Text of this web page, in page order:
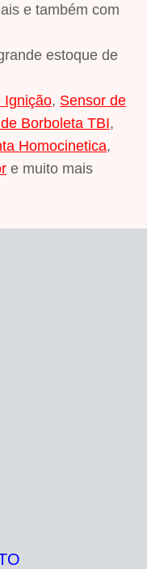
e também com
estoque de
Ignição, Sensor de
Borboleta TBI,
Homocinetica,
e muito mais